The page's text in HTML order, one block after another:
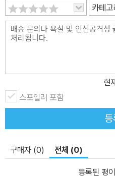
카테고
현
스포일러 포함
구매자 (0) 전체 (0)
등록된 평